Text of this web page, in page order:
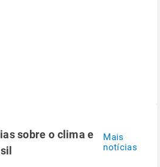
sobre o clima e
Mais
notícias